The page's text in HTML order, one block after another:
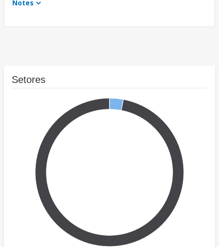
Notes
Setores